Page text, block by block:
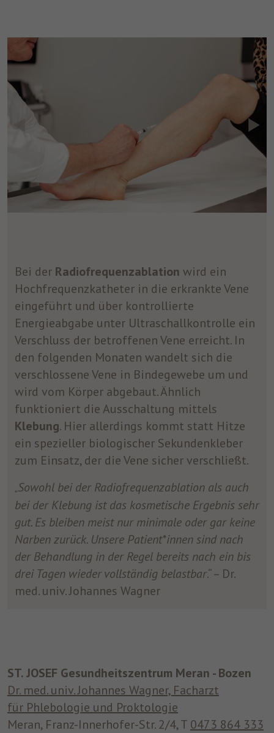
Bei der Radiofrequenzablation wird ein
Hochfrequenzkatheter in die erkrankte Vene
eingeführt und über kontrollierte
Energieabgabe unter Ultraschallkontrolle ein
Verschluss der betroffenen Vene erreicht. In
den folgenden Monaten wandelt sich die
verschlossene Vene in Bindegewebe um und
wird vom Körper abgebaut. Ähnlich
funktioniert die Ausschaltung mittels
Klebung. Hier allerdings kommt statt Hitze
ein spezieller biologischer Sekundenkleber
zum Einsatz, der die Vene sicher verschließt.
„Sowohl bei der Radiofrequenzablation als auch
bei der Klebung ist das kosmetische Ergebnis sehr
gut. Es bleiben meist nur minimale oder gar keine
Narben zurück. Unsere Patient*innen sind nach
der Behandlung in der Regel bereits nach ein bis
drei Tagen wieder vollständig belastbar.“ – Dr.
med. univ. Johannes Wagner
ST. JOSEF Gesundheitszentrum Meran - Bozen
Dr. med. univ. Johannes Wagner, Facharzt
für Phlebologie und Proktologie
Meran, Franz-Innerhofer-Str. 2/4, T 0473 864 333